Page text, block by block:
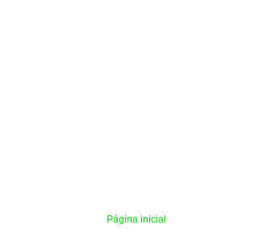
Página inicial